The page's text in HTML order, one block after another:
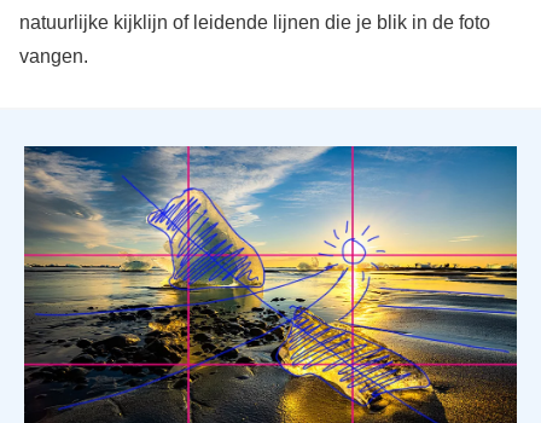
natuurlijke kijklijn of leidende lijnen die je blik in de foto
vangen.